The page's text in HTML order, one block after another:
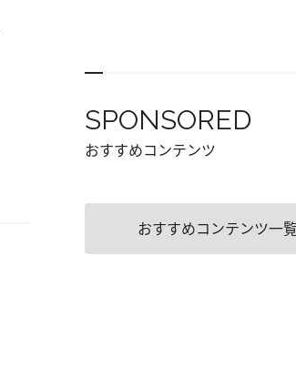
SPONSORED
おすすめコンテンツ
おすすめコンテンツ一